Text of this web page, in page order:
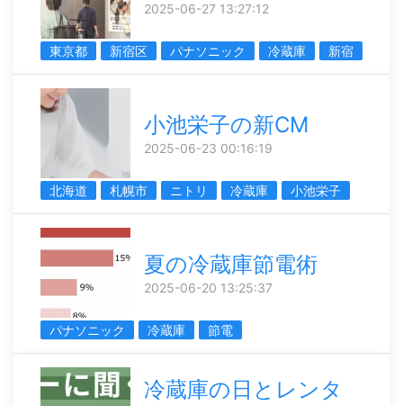
2025-06-27 13:27:12
東京都 新宿区 パナソニック 冷蔵庫 新宿
小池栄子の新CM
2025-06-23 00:16:19
北海道 札幌市 ニトリ 冷蔵庫 小池栄子
夏の冷蔵庫節電術
2025-06-20 13:25:37
パナソニック 冷蔵庫 節電
冷蔵庫の日とレンタ